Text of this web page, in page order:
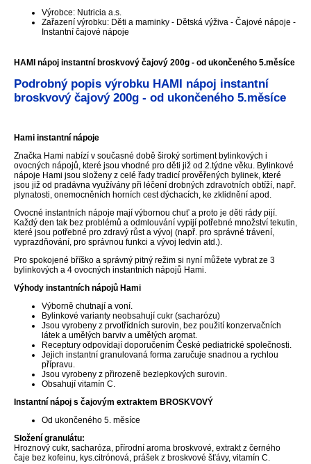
Výrobce: Nutricia a.s.
Zařazení výrobku: Děti a maminky - Dětská výživa - Čajové nápoje -
Instantní čajové nápoje
HAMI nápoj instantní broskvový čajový 200g - od ukončeného 5.měsíce
Podrobný popis výrobku HAMI nápoj instantní
broskvový čajový 200g - od ukončeného 5.měsíce
Hami instantní nápoje
Značka Hami nabízí v současné době široký sortiment bylinkových i
ovocných nápojů, které jsou vhodné pro děti již od 2.týdne věku. Bylinkové
nápoje Hami jsou složeny z celé řady tradicí prověřených bylinek, které
jsou již od pradávna využívány při léčení drobných zdravotních obtíží, např.
plynatosti, onemocněních horních cest dýchacích, ke zklidnění apod.
Ovocné instantních nápoje mají výbornou chuť a proto je děti rády pijí.
Každý den tak bez problémů a odmlouvání vypijí potřebné množství tekutin,
které jsou potřebné pro zdravý růst a vývoj (např. pro správné trávení,
vyprazdňování, pro správnou funkci a vývoj ledvin atd.).
Pro spokojené bříško a správný pitný režim si nyní můžete vybrat ze 3
bylinkových a 4 ovocných instantních nápojů Hami.
Výhody instantních nápojů Hami
Výborně chutnají a voní.
Bylinkové varianty neobsahují cukr (sacharózu)
Jsou vyrobeny z prvotřídních surovin, bez použití konzervačních
látek a umělých barviv a umělých aromat.
Receptury odpovídají doporučením České pediatrické společnosti.
Jejich instantní granulovaná forma zaručuje snadnou a rychlou
přípravu.
Jsou vyrobeny z přirozeně bezlepkových surovin.
Obsahují vitamín C.
Instantní nápoj s čajovým extraktem BROSKVOVÝ
Od ukončeného 5. měsíce
Složení granulátu:
Hroznový cukr, sacharóza, přírodní aroma broskvové, extrakt z černého
čaje bez kofeinu, kys.citrónová, prášek z broskvové šťávy, vitamín C.